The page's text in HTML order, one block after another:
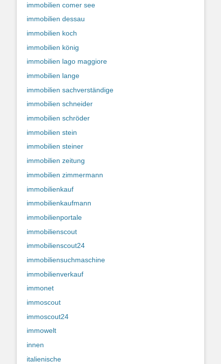
immobilien comer see
immobilien dessau
immobilien koch
immobilien könig
immobilien lago maggiore
immobilien lange
immobilien sachverständige
immobilien schneider
immobilien schröder
immobilien stein
immobilien steiner
immobilien zeitung
immobilien zimmermann
immobilienkauf
immobilienkaufmann
immobilienportale
immobilienscout
immobilienscout24
immobiliensuchmaschine
immobilienverkauf
immonet
immoscout
immoscout24
immowelt
innen
italienische